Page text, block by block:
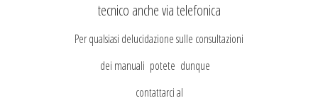
tecnico anche via telefonica
Per qualsiasi delucidazione sulle consultazioni
dei manuali potete dunque
contattarci al